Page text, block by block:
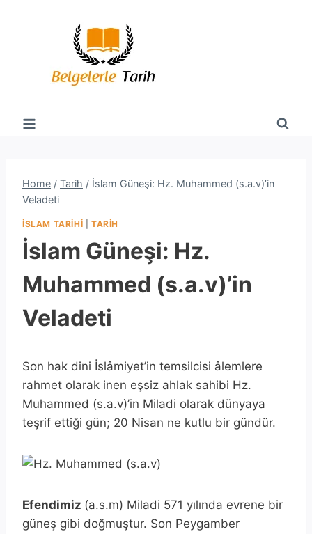
Home / Tarih / İslam Güneşi: Hz. Muhammed (s.a.v)’in
Veladeti
İSLAM TARIHI TARIH
İslam Güneşi: Hz.
Muhammed (s.a.v)’in
Veladeti
Son hak dini İslâmiyet’in temsilcisi âlemlere
rahmet olarak inen eşsiz ahlak sahibi Hz.
Muhammed (s.a.v)’in Miladi olarak dünyaya
teşrif ettiği gün; 20 Nisan ne kutlu bir gündür.
Efendimiz (a.s.m) Miladi 571 yılında evrene bir
güneş gibi doğmuştur. Son Peygamber